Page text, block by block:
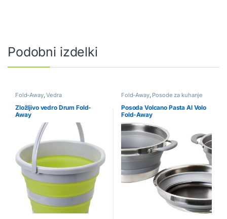
Podobni izdelki
Fold-Away,Vedra
Zložljivo vedro Drum Fold-
Away
Fold-Away, Posode za kuhanje
Posoda Volcano Pasta Al Volo
Fold-Away